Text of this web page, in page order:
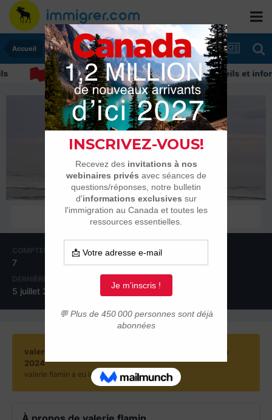
Accueil
Découvrez nos conseils et
valerie flamin
Membres
COMPTEUR DE CONTENUS
7
INSCRIPTION
23 août 2013
DERNIÈRE VISITE
5 juillet 2024
JOURS GAGNÉS
1
valerie flamin a gagné pour la dernière fois le 26 juin
2024
valerie flamin a eu le contenu le plus aimé !